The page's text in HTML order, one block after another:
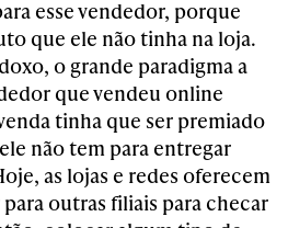
esse vendedor, porque
que ele não tinha na loja.
o grande paradigma a
que vendeu online
tinha que ser premiado
não tem para entregar
as lojas e redes oferecem
outras filiais para checar